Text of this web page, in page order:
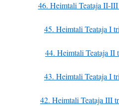
46. Heimtali Teataja II-
45. Heimtali Teataja I
44. Heimtali Teataja II
43. Heimtali Teataja I
42. Heimtali Teataja III